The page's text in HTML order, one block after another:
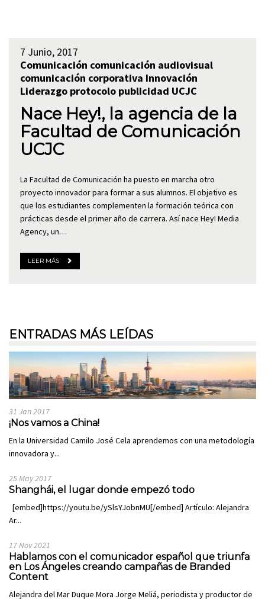
7 Junio, 2017
Comunicación comunicación audiovisual
comunicación corporativa Innovación
Liderazgo protocolo publicidad UCJC
Nace Hey!, la agencia de la
Facultad de Comunicación
UCJC
La Facultad de Comunicación ha puesto en marcha otro
proyecto innovador para formar a sus alumnos. El objetivo es
que los estudiantes complementen la formación teórica con
prácticas desde el primer año de carrera. Así nace Hey! Media
Agency, un…
LEER MÁS
ENTRADAS MÁS LEÍDAS
31 Jan 2017
¡Nos vamos a China!
En la Universidad Camilo José Cela aprendemos con una metodología
innovadora y...
25 May 2017
Shanghái, el lugar donde empezó todo
[embed]https://youtu.be/ySlsYJobnMU[/embed] Artículo: Alejandra
Ar...
17 Nov 2021
Hablamos con el comunicador español que triunfa
en Los Ángeles creando campañas de Branded
Content
Alejandra del Mar Duque Mora Jorge Meliá, periodista y productor de